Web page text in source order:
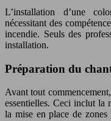
L’installation d’une
nécessitant des
incendie. Seuls des
installation.
Préparation du
Avant tout
essentielles. Ceci inclut la
la mise en place de